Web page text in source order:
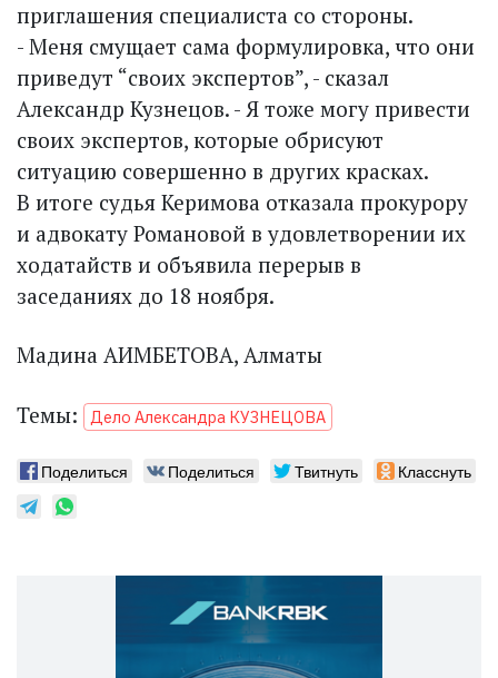
приглашения специалиста со стороны.
- Меня смущает сама формулировка, что они
приведут “своих экспертов”, - сказал
Александр Кузнецов. - Я тоже могу привести
своих экспертов, которые обрисуют
ситуацию совершенно в других красках.
В итоге судья Керимова отказала прокурору
и адвокату Романовой в удовлетворении их
ходатайств и объявила перерыв в
заседаниях до 18 ноября.
Мадина АИМБЕТОВА, Алматы
Темы: Дело Александра КУЗНЕЦОВА
Поделиться Поделиться Твитнуть Класснуть